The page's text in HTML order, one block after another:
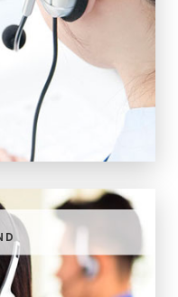
บริษัทฯมี
160 ที่นั่ง